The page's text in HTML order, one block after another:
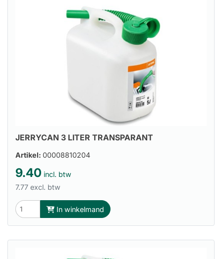
JERRYCAN 3 LITER TRANSPARANT
Artikel: 00008810204
9.40 incl. btw
7.77 excl. btw
In winkelmand